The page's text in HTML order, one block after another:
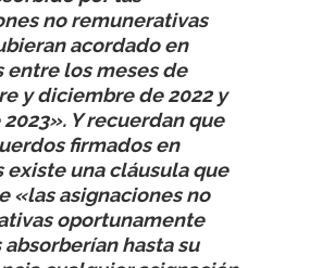
no remunerativas
acordado en
entre los meses de
y diciembre de 2022 y
Y recuerdan que
firmados en
existe una cláusula que
«las asignaciones no
oportunamente
absorberían hasta su